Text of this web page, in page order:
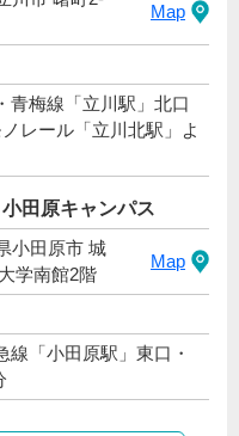
Map
青梅線「立川駅」北口
レール「立川北駅」よ
田原キャンパス
小田原市 城
学南館2階
Map
「小田原駅」東口・